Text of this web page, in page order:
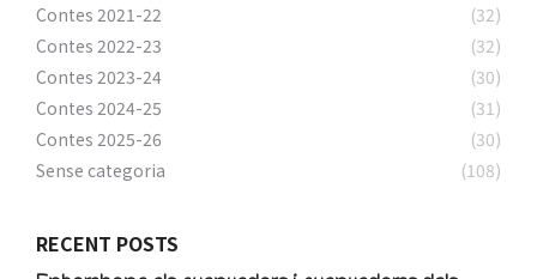
Contes 2021-22
(32)
Contes 2022-23
(32)
Contes 2023-24
(30)
Contes 2024-25
(31)
Contes 2025-26
(30)
Sense categoria
(108)
RECENT POSTS